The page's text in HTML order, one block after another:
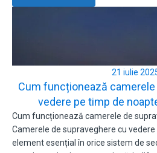
21 iulie
Cum funcționează
vedere pe timp de
Cum funcționează camerele de
Camerele de supraveghere cu
element esențial în orice sistem de